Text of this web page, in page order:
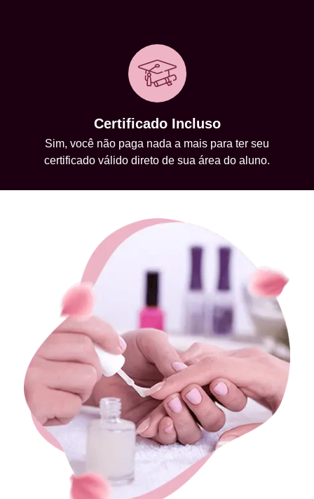
Certificado Incluso
Sim, você não paga nada a mais para ter seu
certificado válido direto de sua área do aluno.